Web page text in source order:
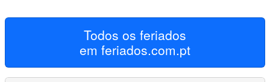
Todos os feriados
em feriados.com.pt